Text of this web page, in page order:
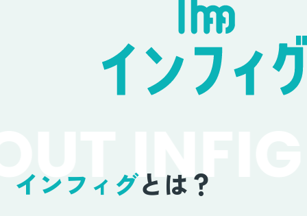
よくあるご質問
お知らせ
INFIG
インフィグとは？